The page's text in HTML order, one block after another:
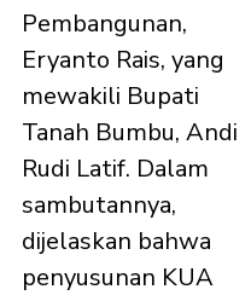
Pembangunan,
Eryanto Rais, yang
mewakili Bupati
Tanah Bumbu, Andi
Rudi Latif. Dalam
sambutannya,
dijelaskan bahwa
penyusunan KUA